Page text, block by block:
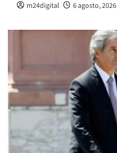
m24digital 6 agosto, 2026